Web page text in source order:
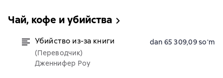
Чай, кофе и убийства
Убийство из-за книги
(Переводчик)
Дженнифер Роу
dan 65 309,09 soʻm